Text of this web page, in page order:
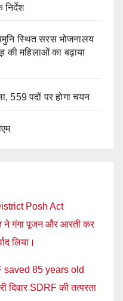
स्थित सरस भोजनालय
की महिलाओं का बढ़ाया
559 पदों पर होगा चयन
Posh Act
ने गंगा पूजन और आरती कर
लिया।
saved 85 years old
दिवार SDRF की तत्परता